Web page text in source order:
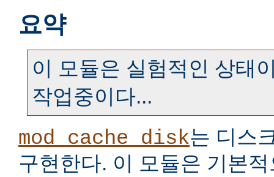
요약
이 모듈은 실험적인 상태
작업중이다...
mod_cache_disk는 디스
구현한다. 이 모듈은 기본